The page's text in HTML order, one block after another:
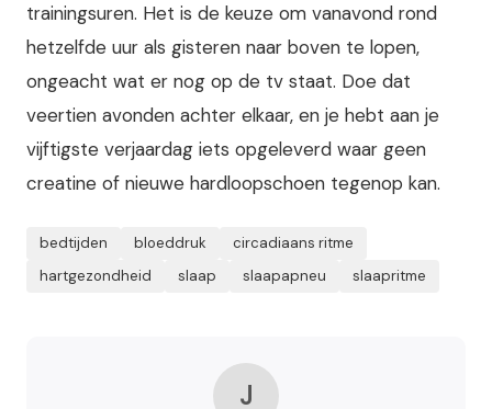
trainingsuren. Het is de keuze om vanavond rond
hetzelfde uur als gisteren naar boven te lopen,
ongeacht wat er nog op de tv staat. Doe dat
veertien avonden achter elkaar, en je hebt aan je
vijftigste verjaardag iets opgeleverd waar geen
creatine of nieuwe hardloopschoen tegenop kan.
bedtijden bloeddruk
circadiaans ritme
hartgezondheid
slaap slaapapneu slaapritme
J